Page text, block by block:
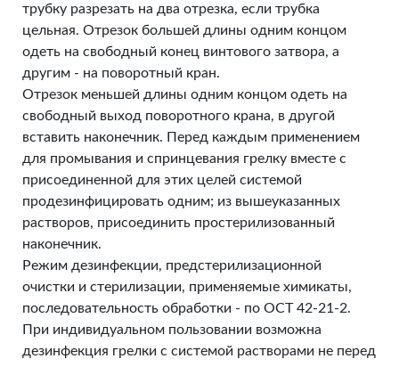
трубку разрезать на два отрезка, если трубка
цельная. Отрезок большей длины одним концом
одеть на свободный конец винтового затвора, а
другим - на поворотный кран.
Отрезок меньшей длины одним концом одеть на
свободный выход поворотного крана, в другой
вставить наконечник. Перед каждым применением
для промывания и спринцевания грелку вместе с
присоединенной для этих целей системой
продезинфицировать одним; из вышеуказанных
растворов, присоединить простерилизованный
наконечник.
Режим дезинфекции, предстерилизационной
очистки и стерилизации, применяемые химикаты,
последовательность обработки - по ОСТ 42-21-2.
При индивидуальном пользовании возможна
дезинфекция грелки с системой растворами не перед